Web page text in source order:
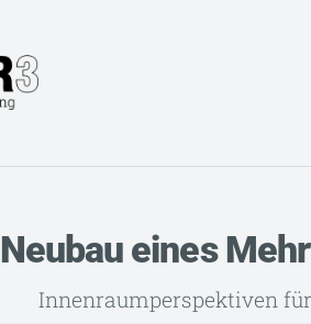
Neubau eines
Innenraumperspektiven